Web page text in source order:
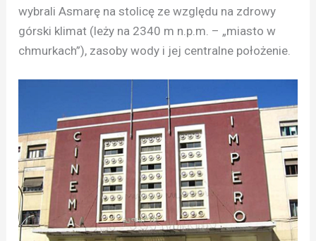
wybrali Asmarę na stolicę ze względu na zdrowy
górski klimat (leży na 2340 m n.p.m. – „miasto w
chmurkach”), zasoby wody i jej centralne położenie.